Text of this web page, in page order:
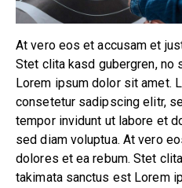
At vero eos et accusam et
Stet clita kasd gubergren, no
Lorem ipsum dolor sit amet.
consetetur sadipscing elitr,
tempor invidunt ut labore et
sed diam voluptua. At vero
dolores et ea rebum. Stet
takimata sanctus est Lorem